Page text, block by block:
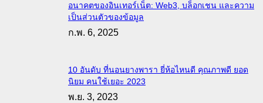
อนาคตของอินเทอร์เน็ต: Web3, บล็อกเชน และความ
เป็นส่วนตัวของข้อมูล
ก.พ. 6, 2025
10 อันดับ ที่นอนยางพารา ยี่ห้อไหนดี คุณภาพดี ยอด
นิยม คนใช้เยอะ 2023
พ.ย. 3, 2023